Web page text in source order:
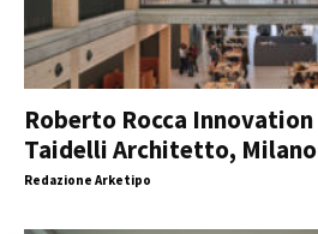
Roberto Rocca
Taidelli Architetto, Milano
Redazione Arketipo